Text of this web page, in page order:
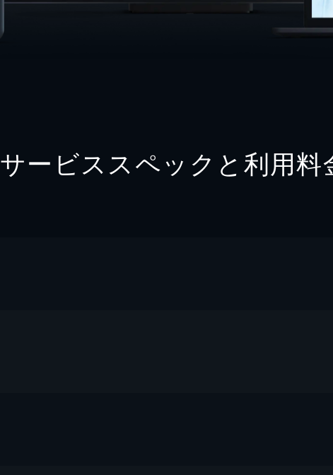
サービススペックと利用料